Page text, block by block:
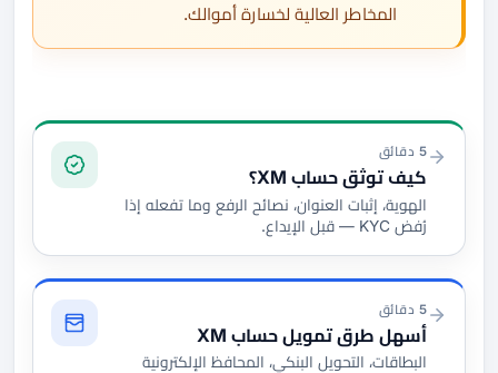
المخاطر العالية لخسارة أموالك.
التوثيق والتمويل
5 دقائق
كيف توثق حساب XM؟
الهوية، إثبات العنوان، نصائح الرفع وما تفعله إذا
رُفض KYC — قبل الإيداع.
5 دقائق
أسهل طرق تمويل حساب XM
البطاقات، التحويل البنكي، المحافظ الإلكترونية